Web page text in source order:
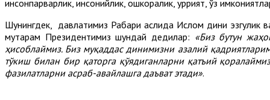
инсонпарварлик, инсонийлик, ошкоралик, ҳуррият, ўз
Шунингдек, давлатимиз Раҳбари аслида Ислом дини эзгулик
муҳтарам Президентимиз шундай дедилар: «Биз бутун
ҳисоблаймиз. Биз муқаддас динимизни азалий
тўкиш билан бир қаторга қўядиганларни қатъий
фазилатларни асраб-авайлашга даъват этади».